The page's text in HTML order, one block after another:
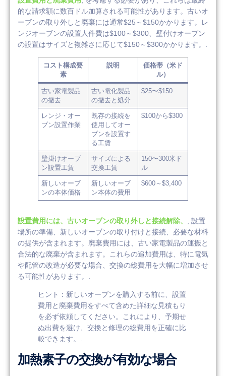
的な請求額に数百ドル加算される可能性があります。古いオ
ーブンの取り外しと廃棄には通常$25～$150かかります。レ
ンジオーブンの設置人件費は$100～$300、壁付けオーブン
の設置はサイズと複雑さに応じて$150～$300かかります。.
コスト構成要
素
説明
価格帯（米ド
ル）
古い家電製品
の撤去
古い電化製品
の撤去と処分
$25〜$150
レンジ・オー
ブン設置作業
既存の接続を
使用してオー
ブンを設置す
る工賃
$100から$300
壁掛けオーブ
ン設置工賃
サイズによる
交換工賃
150〜300米ド
ル
新しいオーブ
ンの本体価格
新しいオーブ
ン本体の費用
$600～$3,400
設置費用には、古いオーブンの取り外しと接続解除、
, 設置
場所の準備、新しいオーブンの取り付けと接続、必要な材料
の提供が含まれます。廃棄費用には、古い家電製品の運搬と
合法的な廃棄が含まれます。これらの追加費用は、特に電気
や配管の改造が必要な場合、交換の総費用を大幅に増加させ
る可能性があります。.
ヒント：新しいオーブンを購入する前に、設置
費用と廃棄費用をすべて含めた詳細な見積もり
を必ず依頼してください。これにより、予期せ
ぬ出費を避け、交換と修理の総費用を正確に比
較できます。.
加熱素子の交換が有効な場合